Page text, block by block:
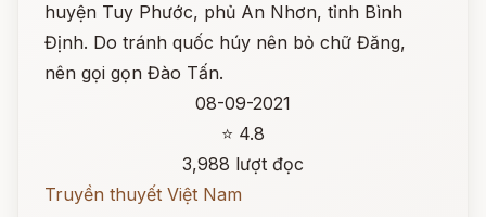
huyện Tuy Phước, phủ An Nhơn, tỉnh Bình
Định. Do tránh quốc húy nên bỏ chữ Đăng,
nên gọi gọn Đào Tấn.
08-09-2021
⭐ 4.8
3,988 lượt đọc
Truyền thuyết Việt Nam